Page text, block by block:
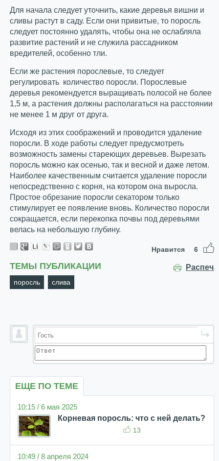
Для начала следует уточнить, какие деревья вишни и
сливы растут в саду. Если они привитые, то поросль
следует постоянно удалять, чтобы она не ослабляла
развитие растений и не служила рассадником
вредителей, особенно тли.
Если же растения порослевые, то следует
регулировать количество поросли. Порослевые
деревья рекомендуется выращивать полосой не более
1,5 м, а растения должны располагаться на расстоянии
не менее 1 м друг от друга.
Исходя из этих соображений и проводится удаление
поросли. В ходе работы следует предусмотреть
возможность замены стареющих деревьев. Вырезать
поросль можно как осенью, так и весной и даже летом.
Наиболее качественным считается удаление поросли
непосредственно с корня, на котором она выросла.
Простое обрезание поросли секатором только
стимулирует ее появление вновь. Количество поросли
сокращается, если перекопка почвы под деревьями
велась на небольшую глубину.
Нравится 6
ТЕМЫ ПУБЛИКАЦИИ
поросль слива
ЕЩЕ ПО ТЕМЕ
10:15 / 6 мая 2025
Корневая поросль: что с ней делать?
13
10:49 / 8 апреля 2024